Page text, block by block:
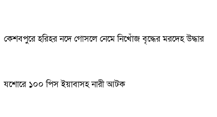
কেশবপুরে হরিহর নদে গোসলে নেমে নিখোঁজ বৃদ্ধের মরদেহ উদ্ধার
যশোরে ১০০ পিস ইয়াবাসহ নারী আটক